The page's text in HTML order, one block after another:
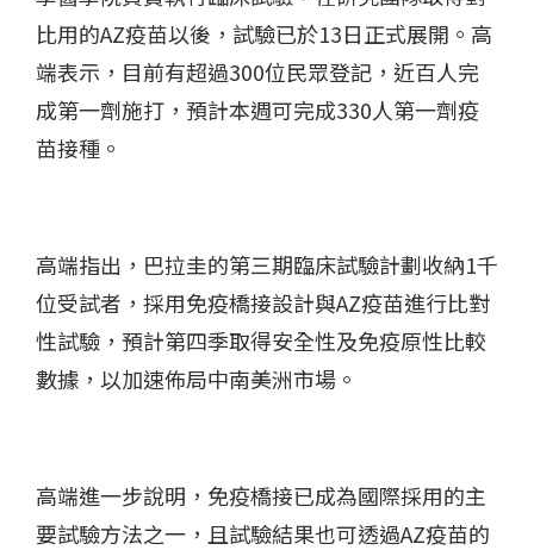
比用的AZ疫苗以後，試驗已於13日正式展開。高
端表示，目前有超過300位民眾登記，近百人完
成第一劑施打，預計本週可完成330人第一劑疫
苗接種。
高端指出，巴拉圭的第三期臨床試驗計劃收納1千
位受試者，採用免疫橋接設計與AZ疫苗進行比對
性試驗，預計第四季取得安全性及免疫原性比較
數據，以加速佈局中南美洲市場。
高端進一步說明，免疫橋接已成為國際採用的主
要試驗方法之一，且試驗結果也可透過AZ疫苗的